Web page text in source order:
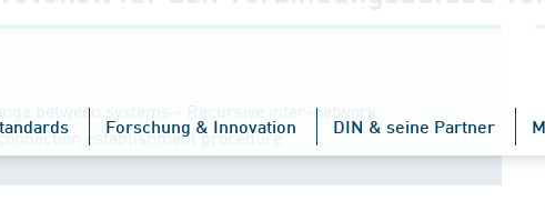
Forschung & Innovation DIN & seine Partner
between systems - Recursive inter-network
establishment procedure